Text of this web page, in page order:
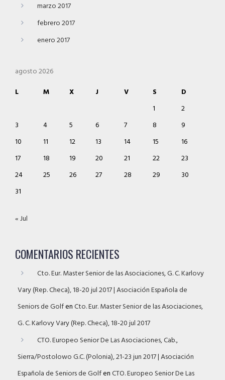
marzo 2017
febrero 2017
enero 2017
agosto 2026
L
M X J V S
D
1
2
3
4 5 6 7 8
9
10
11 12 13 14 15
16
17
18 19 20 21 22
23
24
25 26 27 28 29
30
31
« Jul
COMENTARIOS RECIENTES
Cto. Eur. Master Senior de las Asociaciones, G. C. Karlovy
Vary (Rep. Checa), 18-20 jul 2017 | Asociación Española de
Seniors de GolfenCto. Eur. Master Senior de las Asociaciones,
G. C. Karlovy Vary (Rep. Checa), 18-20 jul 2017
CTO. Europeo Senior De Las Asociaciones, Cab.,
Sierra/Postolowo G.C. (Polonia), 21-23 jun 2017 | Asociación
Española de Seniors de GolfenCTO. Europeo Senior De Las